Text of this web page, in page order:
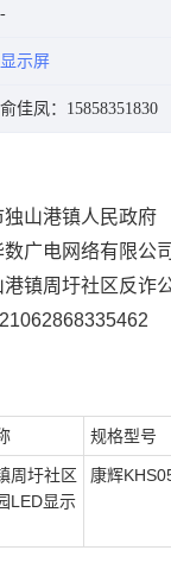
显示屏
俞佳凤：15858351830
独山港镇人民政府
广电网络有限公司
港镇周圩社区反诈
规格型号
周圩社区
LED显示
康辉